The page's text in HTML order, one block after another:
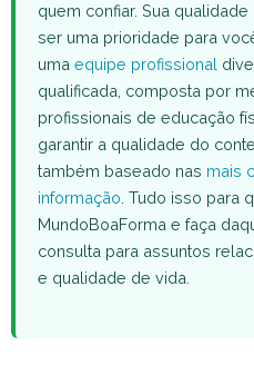
quem confiar. Sua
ser uma prioridade para
uma equipe profissional
qualificada, composta por
profissionais de educação
garantir a qualidade do
também baseado nas mais
informação . Tudo isso para
MundoBoaForma e faça
consulta para assuntos
e qualidade de vida.